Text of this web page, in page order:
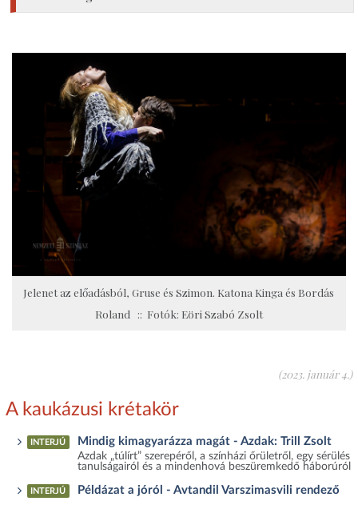
Jelenet az előadásból, Gruse és Szimon. Katona Kinga és Bordás
Roland :: Fotók: Eöri Szabó Zsolt
(2023. január 4.)
A kaukázusi krétakör
INTERJÚ Mindig kimagyarázza magát - Azdak: Trill Zsolt
Azdak „túlírt” szerepéről, a színházi őrületről, egy sérülés
tanulságairól és a mindenhová beszüremkedő háborúról
INTERJÚ Példázat a jóról - Avtandil Varszimasvili rendező